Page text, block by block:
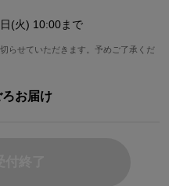
(火) 10:00まで
らせていただきます。予めご了承くだ
お届け